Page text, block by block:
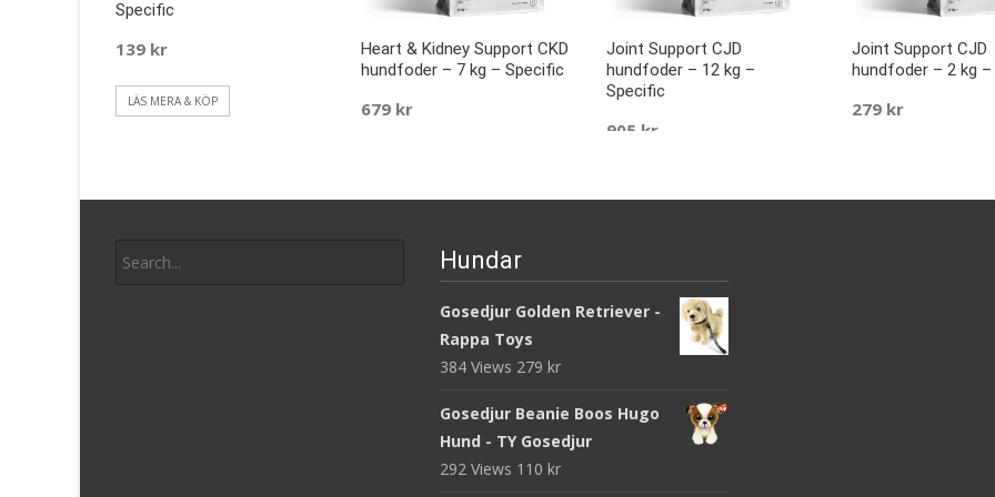
Specific
139 kr
LÄS MERA & KÖP
Heart & Kidney Support CKD
hundfoder – 7 kg – Specific
679 kr
Joint Support CJD
hundfoder – 12 kg –
Specific
905 kr
Joint Support CJD
hundfoder – 2 kg
279 kr
for:
Hundar
Gosedjur Golden Retriever -
Rappa Toys
384 Views 279 kr
Gosedjur Beanie Boos Hugo
Hund - TY Gosedjur
292 Views 110 kr